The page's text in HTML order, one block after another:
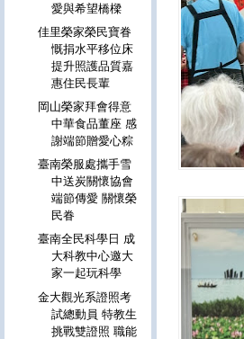
愛與希望橋樑
佳里榮家榮民寶眷
慨捐水平移位床
提升照護品質嘉
惠住民長輩
岡山榮家拜會得意
中華食品董座 感
謝端節贈愛心粽
臺南榮服處攜手雪
中送炭關懷協會
端節傳愛 關懷榮
民眷
臺南全民科學日 成
大科教中心邀大
家一起玩科學
金大觀光系證照考
試總動員 特教生
挑戰雙證照 職能